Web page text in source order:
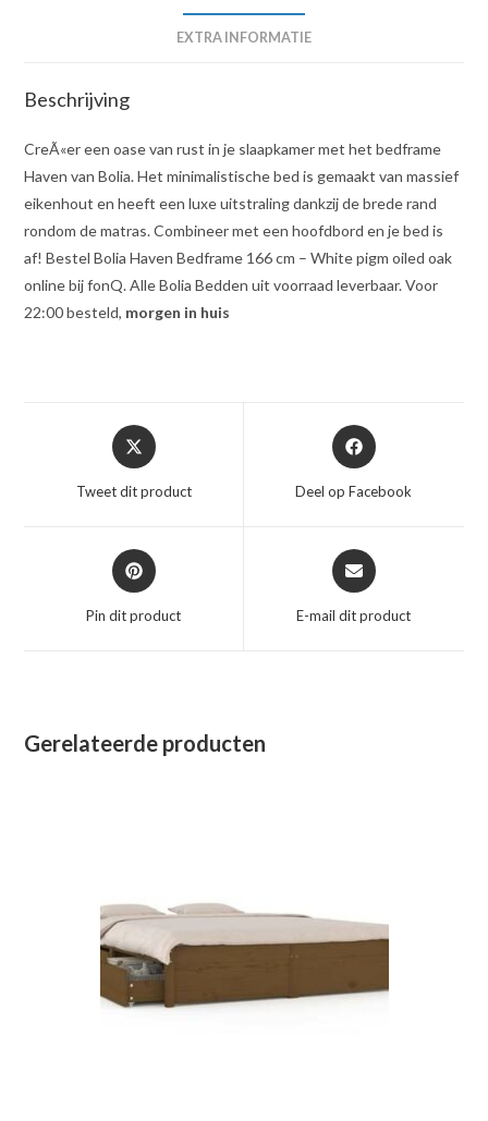
EXTRA INFORMATIE
Beschrijving
CreÃ«er een oase van rust in je slaapkamer met het bedframe
Haven van Bolia. Het minimalistische bed is gemaakt van massief
eikenhout en heeft een luxe uitstraling dankzij de brede rand
rondom de matras. Combineer met een hoofdbord en je bed is
af! Bestel Bolia Haven Bedframe 166 cm – White pigm oiled oak
online bij fonQ. Alle Bolia Bedden uit voorraad leverbaar. Voor
22:00 besteld, morgen in huis
Opent
in
nieuw
Tweet dit product
Opent
in
nieuw
Deel op Facebook
Opent
in
nieuw
Pin dit product
Opent
in
nieuw
E-mail dit product
Gerelateerde producten